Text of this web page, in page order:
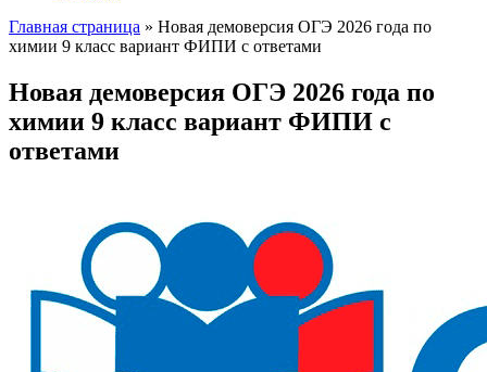
Главная страница » Новая демоверсия ОГЭ 2026 года по
химии 9 класс вариант ФИПИ с ответами
Новая демоверсия ОГЭ 2026 года по
химии 9 класс вариант ФИПИ с
ответами